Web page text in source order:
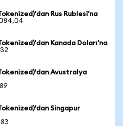
Rus Rublesi'na
Kanada Doları'na
Avustralya
Singapur